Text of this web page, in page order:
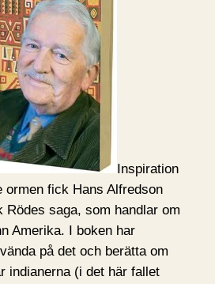
Inspiration
ormen fick Hans Alfredson
Rödes saga, som handlar om
Amerika. I boken har
på det och berätta om
indianerna (i det här fallet